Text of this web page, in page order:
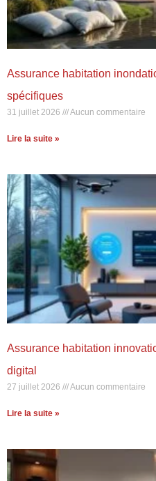
Assurance habitation
spécifiques
31 juillet 2026 Aucun commentaire
Lire la suite »
Assurance habitation
digital
27 juillet 2026 Aucun commentaire
Lire la suite »